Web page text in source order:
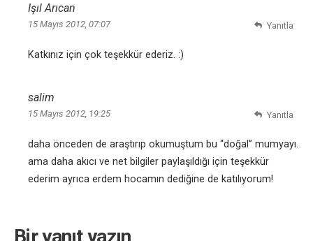
Işıl Arıcan
15 Mayıs 2012, 07:07
Katkınız için çok teşekkür ederiz. :)
Yanıtla
salim
15 Mayıs 2012, 19:25
daha önceden de araştırıp okumuştum bu “doğal” mumyayı.
ama daha akıcı ve net bilgiler paylaşıldığı için teşekkür
ederim ayrıca erdem hocamın dediğine de katılıyorum!
Yanıtla
Bir yanıt yazın